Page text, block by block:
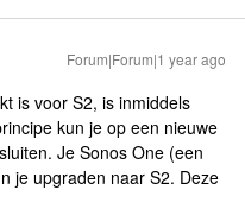
Forum|Forum|1 year ago
is voor S2, is inmiddels
kun je op een nieuwe
Je Sonos One (een
je upgraden naar S2. Deze